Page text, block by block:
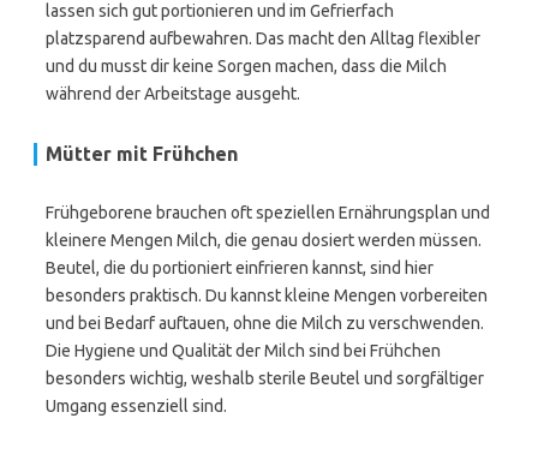
lassen sich gut portionieren und im Gefrierfach
platzsparend aufbewahren. Das macht den Alltag flexibler
und du musst dir keine Sorgen machen, dass die Milch
während der Arbeitstage ausgeht.
Mütter mit Frühchen
Frühgeborene brauchen oft speziellen Ernährungsplan und
kleinere Mengen Milch, die genau dosiert werden müssen.
Beutel, die du portioniert einfrieren kannst, sind hier
besonders praktisch. Du kannst kleine Mengen vorbereiten
und bei Bedarf auftauen, ohne die Milch zu verschwenden.
Die Hygiene und Qualität der Milch sind bei Frühchen
besonders wichtig, weshalb sterile Beutel und sorgfältiger
Umgang essenziell sind.